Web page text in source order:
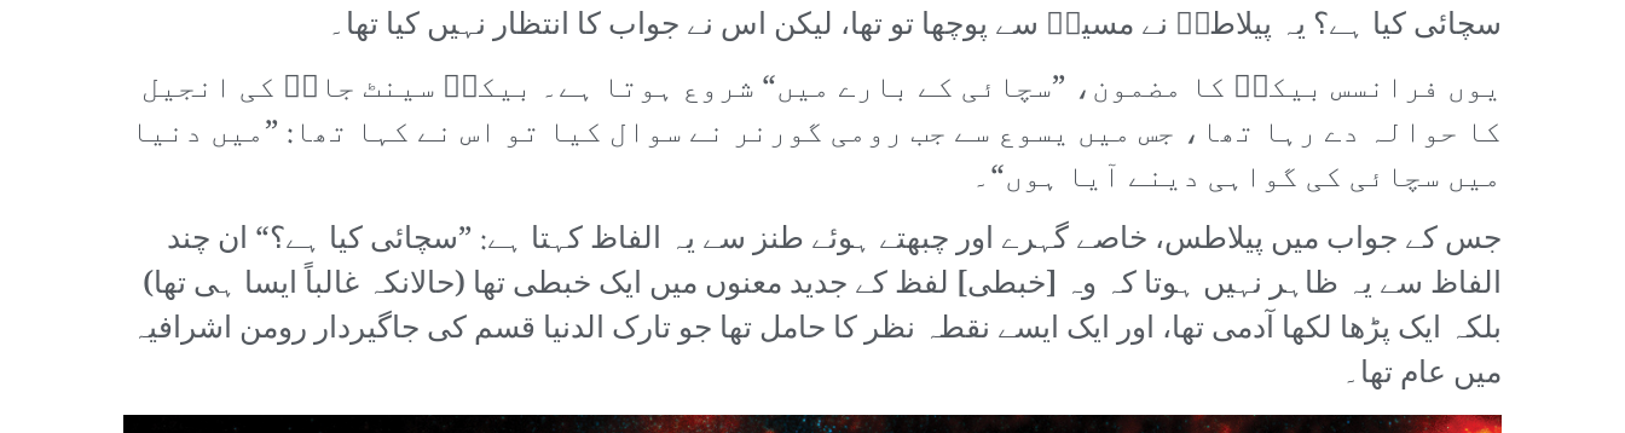
سچائی کیا ہے؟ یہ پیلاطسؔ نے مسیحؔ سے پوچھا تو تھا، لیکن اس نے جواب کا انتظار نہیں کیا تھا۔
یوں فرانسس بیکنؔ کا مضمون، ”سچائی کے بارے میں“ شروع ہوتا ہے۔ بیکنؔ سینٹ جانؔ کی انجیل
کا حوالہ دے رہا تھا، جس میں یسوع سے جب رومی گورنر نے سوال کیا تو اس نے کہا تھا: ”میں دنیا
میں سچائی کی گواہی دینے آیا ہوں“۔
جس کے جواب میں پیلاطس، خاصے گہرے اور چبھتے ہوئے طنز سے یہ الفاظ کہتا ہے: ”سچائی کیا ہے؟“ ان چند
الفاظ سے یہ ظاہر نہیں ہوتا کہ وہ [خبطی] لفظ کے جدید معنوں میں ایک خبطی تھا (حالانکہ غالباً ایسا ہی تھا)
بلکہ ایک پڑھا لکھا آدمی تھا، اور ایک ایسے نقطہ نظر کا حامل تھا جو تارک الدنیا قسم کی جاگیردار رومن اشرافیہ
میں عام تھا۔